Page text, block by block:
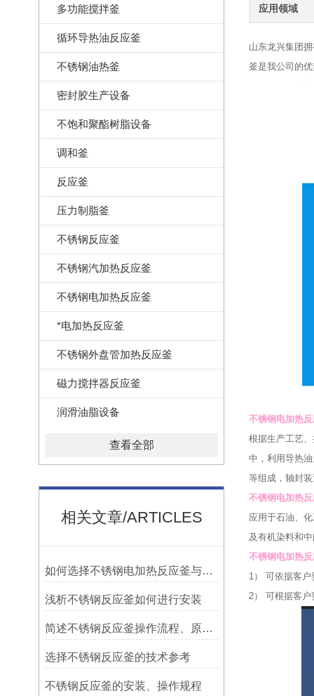
多功能搅拌釜
循环导热油反应釜
不锈钢油热釜
密封胶生产设备
不饱和聚酯树脂设备
调和釜
反应釜
压力制脂釜
不锈钢反应釜
不锈钢汽加热反应釜
不锈钢电加热反应釜
*电加热反应釜
不锈钢外盘管加热反应釜
磁力搅拌器反应釜
润滑油脂设备
查看全部
相关文章/ARTICLES
如何选择不锈钢电加热反应釜与蒸汽加热反应釜
浅析不锈钢反应釜如何进行安装
简述不锈钢反应釜操作流程、原理特点
选择不锈钢反应釜的技术参考
不锈钢反应釜的安装、操作规程
应用领域
山东龙兴集团
釜是我公司的
不锈钢电加热
根据生产工艺
中，利用导热
等组成，轴封
不锈钢电加热
应用于石油、
及有机染料和
不锈钢电加热
1） 可依据客户
2） 可根据客户